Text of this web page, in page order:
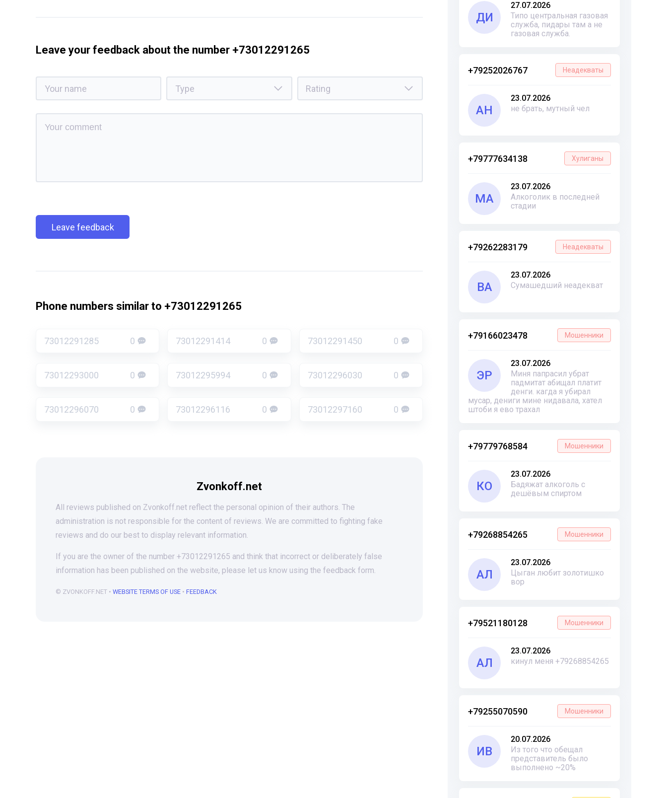
ДИ
27.07.2026
Типо центральная газовая
служба, пидары там а не
газовая служба.
+79252026767 Неадекваты
АН
23.07.2026
не брать, мутный чел
+79777634138 Хулиганы
МА
23.07.2026
Алкоголик в последней
стадии
+79262283179 Неадекваты
ВА
23.07.2026
Сумашедший неадекват
+79166023478 Мошенники
ЭР
23.07.2026
Миня папрасил убрат
падмитат абищал платит
денги. кагда я убирал
мусар, дениги мине нидавала, хател
штоби я ево трахал
+79779768584 Мошенники
КО
23.07.2026
Бадяжат алкоголь с
дешёвым спиртом
+79268854265 Мошенники
АЛ
23.07.2026
Цыган любит золотишко
вор
+79521180128 Мошенники
АЛ
23.07.2026
кинул меня +79268854265
+79255070590 Мошенники
ИВ
20.07.2026
Из того что обещал
представитель было
выполнено ~20%
Leave your feedback about the number +73012291265
Leave feedback
Phone numbers similar to +73012291265
73012291285 0 73012291414 0 73012291450 0
73012293000 0 73012295994 0 73012296030 0
73012296070 0 73012296116 0 73012297160 0
Zvonkoff.net
All reviews published on Zvonkoff.net reflect the personal opinion of their authors. The
administration is not responsible for the content of reviews. We are committed to fighting fake
reviews and do our best to display relevant information.
If you are the owner of the number +73012291265 and think that incorrect or deliberately false
information has been published on the website, please let us know using the feedback form.
© ZVONKOFF.NET • WEBSITE TERMS OF USE • FEEDBACK